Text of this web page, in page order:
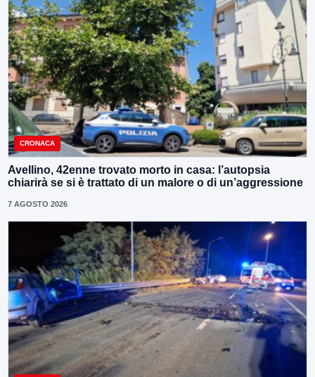
CRONACA
Avellino, 42enne trovato morto in casa: l’autopsia
chiarirà se si è trattato di un malore o di un’aggressione
7 AGOSTO 2026